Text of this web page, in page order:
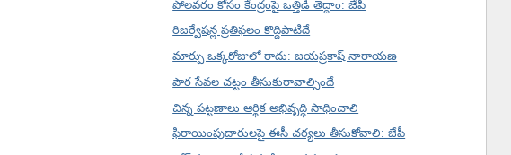
పోలవరం కోసం కేంద్రంపై ఒత్తిడి తెద్దాం: జేపీ
రిజర్వేషన్ల ప్రతిఫలం కొద్దిపాటిదే
మార్పు ఒక్కరోజులో రాదు: జయప్రకాష్ నారాయణ
పౌర సేవల చట్టం తీసుకురావాల్సిందే
చిన్న పట్టణాలు ఆర్థిక అభివృద్ధి సాధించాలి
ఫిరాయింపుదారులపై ఈసీ చర్యలు తీసుకోవాలి: జేపీ